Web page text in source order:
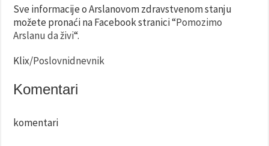
Sve informacije o Arslanovom zdravstvenom stanju
možete pronaći na Facebook stranici “Pomozimo
Arslanu da živi“.
Klix/Poslovnidnevnik
Komentari
komentari